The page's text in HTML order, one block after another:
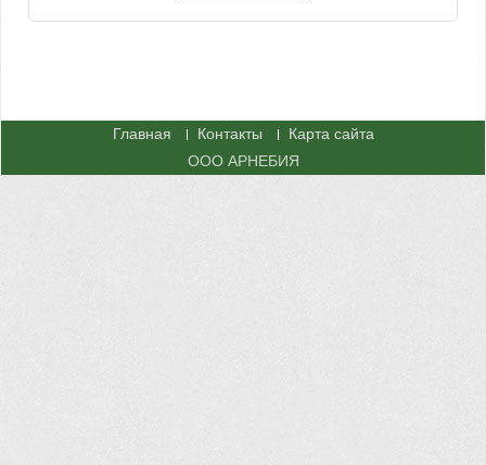
Главная Контакты
Карта сайта
ООО АРНЕБИЯ